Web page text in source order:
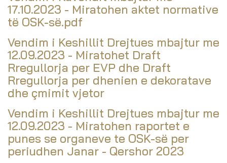
17.10.2023 - Miratohen aktet normative
të OSK-së.pdf
Vendim i Keshillit Drejtues mbajtur me
12.09.2023 - Miratohet Draft
Rregullorja per EVP dhe Draft
Rregullorja per dhenien e dekoratave
dhe çmimit vjetor
Vendim i Keshillit Drejtues mbajtur me
12.09.2023 - Miratohen raportet e
punes se organeve te OSK-së per
periudhen Janar - Qershor 2023